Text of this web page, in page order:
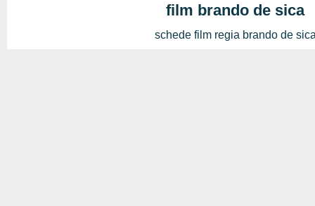
film brando de sica
schede film regia brando de